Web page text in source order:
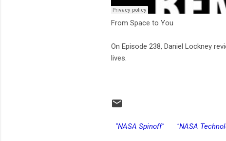
From Space to You
On Episode 238, Daniel Lockney
lives.
"NASA Spinoff" "NASA